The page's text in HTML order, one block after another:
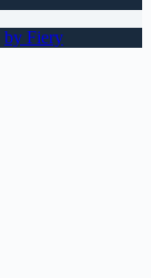
by Fiery